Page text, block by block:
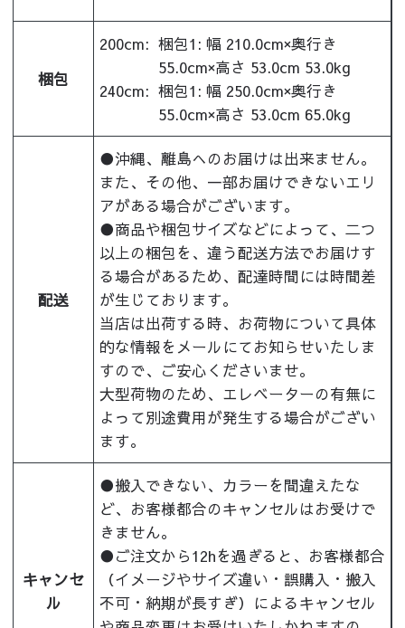
梱包
200cm: 梱包1: 幅 210.0cm×奥行き
55.0cm×高さ 53.0cm 53.0kg
240cm: 梱包1: 幅 250.0cm×奥行き
55.0cm×高さ 53.0cm 65.0kg
配送
●沖縄、離島へのお届けは出来ません。
また、その他、一部お届けできないエリ
アがある場合がございます。
●商品や梱包サイズなどによって、二つ
以上の梱包を、違う配送方法でお届けす
る場合があるため、配達時間には時間差
が生じております。
当店は出荷する時、お荷物について具体
的な情報をメールにてお知らせいたしま
すので、ご安心くださいませ。
大型荷物のため、エレベーターの有無に
よって別途費用が発生する場合がござい
ます。
キャンセ
ル
●搬入できない、カラーを間違えたな
ど、お客様都合のキャンセルはお受けで
きません。
●ご注文から12hを過ぎると、お客様都合
（イメージやサイズ違い・誤購入・搬入
不可・納期が長すぎ）によるキャンセル